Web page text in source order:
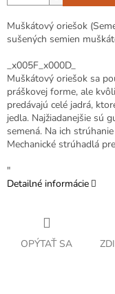
Muškátový oriešok
sušených semien
_x005F_x000D_
Muškátový oriešok sa
práškovej forme, ale
predávajú celé jadrá,
jedla. Najžiadanejšie sú
semená. Na ich
Mechanické strúhadlá
"
Detailné informácie
OPÝTAŤ SA